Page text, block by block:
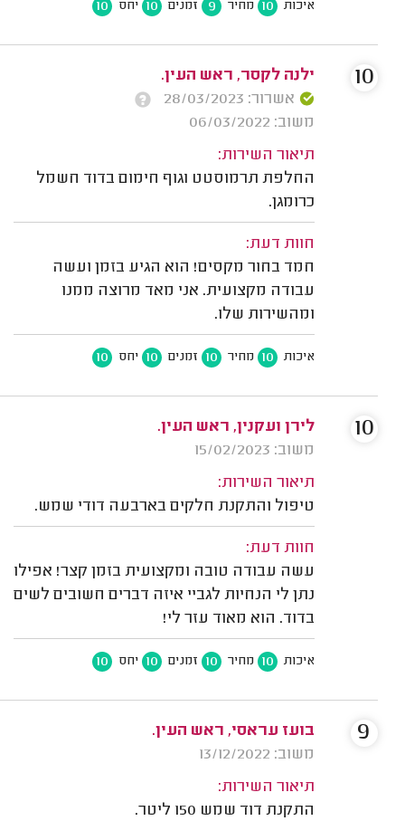
איכות 10 מחיר 9 זמנים 10 יחס 10
ילנה לקסר, ראש העין.
אשרור: 28/03/2023
משוב: 06/03/2022
תיאור השירות:
החלפת תרמוסטט וגוף חימום בדוד חשמל
כרומגן.
חוות דעת:
חמד בחור מקסים! הוא הגיע בזמן ועשה
עבודה מקצועית. אני מאד מרוצה ממנו
ומהשירות שלו.
איכות 10 מחיר 10 זמנים 10 יחס 10
10
לירן ועקנין, ראש העין.
משוב: 15/02/2023
תיאור השירות:
טיפול והתקנת חלקים בארבעה דודי שמש.
חוות דעת:
עשה עבודה טובה ומקצועית בזמן קצר! אפילו
נתן לי הנחיות לגביי איזה דברים חשובים לשים
בדוד. הוא מאוד עזר לי!
איכות 10 מחיר 10 זמנים 10 יחס 10
10
בועז עראסי, ראש העין.
משוב: 13/12/2022
תיאור השירות:
התקנת דוד שמש 150 ליטר.
9